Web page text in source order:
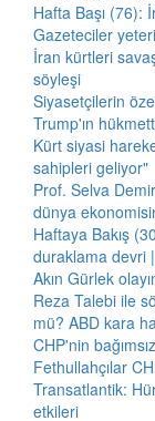
Hafta Başı (76):
Gazeteciler
İran kürtleri
söyleşi
Siyasetçilerin
Trump'ın
Kürt siyasi
sahipleri geliyor"
Prof. Selva
dünya
Haftaya Bakış
duraklama devri
Akın Gürlek
Reza Talebi ile
mü? ABD kara
CHP'nin
Fethullahçılar
Transatlantik:
etkileri